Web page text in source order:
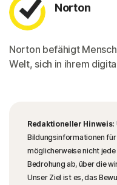
Norton
Norton befähigt
Welt, sich in ihrem
Redaktioneller Hinweis:
Bildungsinformationen
möglicherweise nicht
Bedrohung ab, über die
Unser Ziel ist es, das